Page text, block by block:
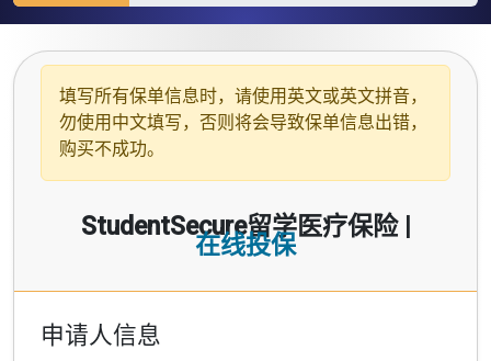
填写所有保单信息时，请使用 英文或英文拼音，
勿使用中文填写，否则将会导致保单信息出错，
购买不成功。
StudentSecure留学医疗保险 |
在线投保
申请人信息